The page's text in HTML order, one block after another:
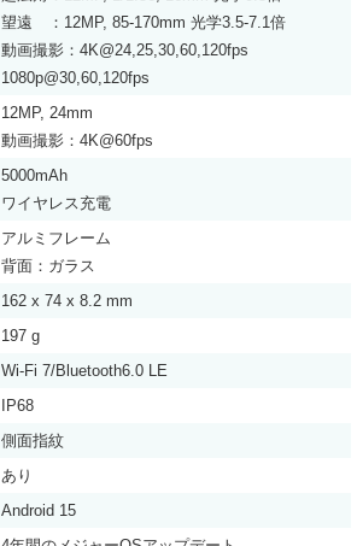
望遠 ：12MP, 85-170mm 光学3.5-7.1倍
動画撮影：4K@24,25,30,60,120fps
1080p@30,60,120fps
12MP, 24mm
動画撮影：4K@60fps
5000mAh
ワイヤレス充電
アルミフレーム
背面：ガラス
162 x 74 x 8.2 mm
197 g
Wi-Fi 7/Bluetooth6.0 LE
IP68
側面指紋
あり
Android 15